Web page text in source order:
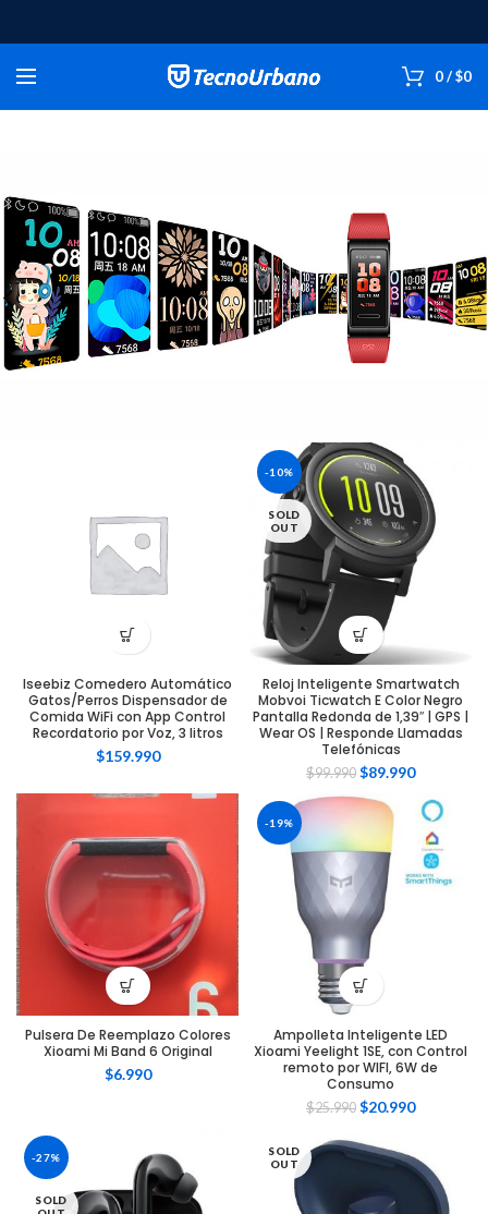
0/$0
Iseebiz Comedero Automático
Gatos/Perros Dispensador de
Comida WiFi con App Control
Recordatorio por Voz, 3 litros
$159.990
-10%
SOLD
OUT
Reloj Inteligente Smartwatch
Mobvoi Ticwatch E Color Negro
Pantalla Redonda de 1,39″ | GPS |
Wear OS | Responde Llamadas
Telefónicas
$99.990 $89.990
Pulsera De Reemplazo Colores
Xioami Mi Band 6 Original
$6.990
-19%
Ampolleta Inteligente LED
Xioami Yeelight 1SE, con Control
remoto por WIFI, 6W de
Consumo
$25.990 $20.990
-27%
SOLD
SOLD
OUT